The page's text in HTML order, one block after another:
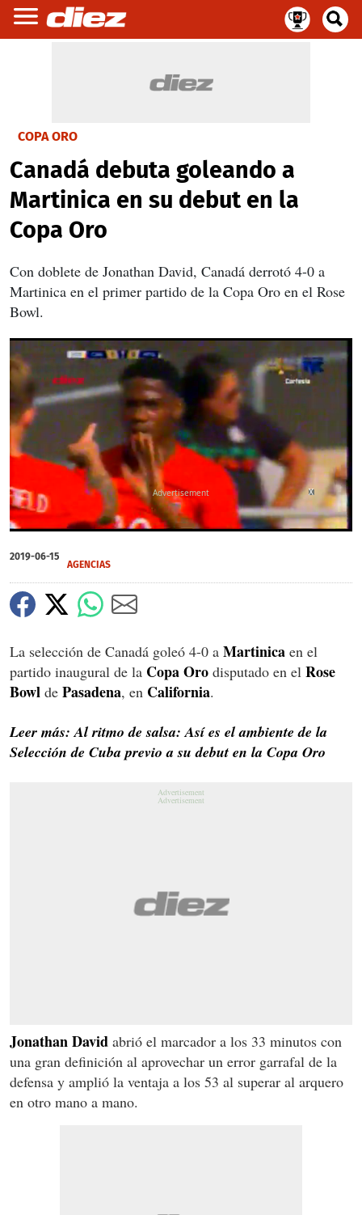
COPA ORO
Canadá debuta goleando a
Martinica en su debut en la
Copa Oro
Con doblete de Jonathan David, Canadá derrotó 4-0 a
Martinica en el primer partido de la Copa Oro en el Rose
Bowl.
seconds
of
seconds
X
X
2019-06-15
AGENCIAS
La selección de Canadá goleó 4-0 a Martinica en el
partido inaugural de la CopaOro disputado en el Rose
Bowl de Pasadena, en California.
Leer más: Al ritmo de salsa: Así es el ambiente de la
Selección de Cuba previo a su debut en la Copa Oro
JonathanDavid abrió el marcador a los 33 minutos con
una gran definición al aprovechar un error garrafal de la
defensa y amplió la ventaja a los 53 al superar al arquero
en otro mano a mano.